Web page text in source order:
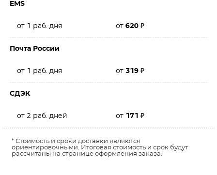
EMS
от 1 раб. дня от 620 ₽
Почта России
от 1 раб. дня от 319 ₽
СДЭК
от 2 раб. дней от 171 ₽
* Стоимость и сроки доставки являются
ориентировочными. Итоговая стоимость и срок будут
рассчитаны на странице оформления заказа.